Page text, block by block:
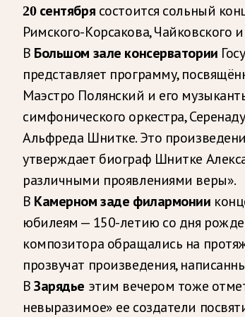
20 сентября состоится сольный
Римского-Корсакова, Чайковского
В Большом зале консерватории
представляет программу,
Маэстро Полянский и его
симфонического оркестра,
Альфреда Шнитке. Это
утверждает биограф Шнитке
различными проявлениями веры».
В Камерном заде филармонии
юбилеям — 150-летию со дня
композитора обращались на
прозвучат произведения,
ВЗарядье этим вечером тоже
невыразимое» ее создатели